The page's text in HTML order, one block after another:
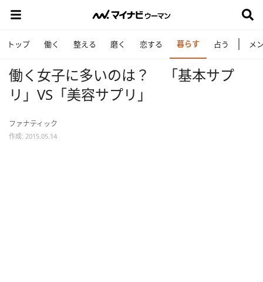
トップ 働く 整える 磨く 恋する 暮らす 占う メ
働く女子に多いのは？ 「基本サプ
リ」VS「美容サプリ」
ファナティック
作成: 2015.05.14